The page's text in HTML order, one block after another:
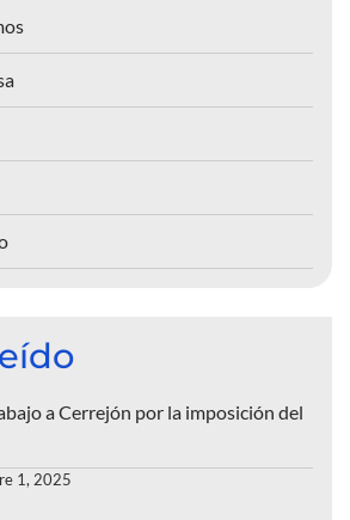
a Cerrejón por la imposición del
1, 2025